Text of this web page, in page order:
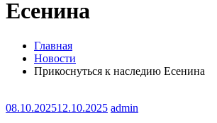
Есенина
Главная
Новости
Прикоснуться к наследию Есенина
08.10.202512.10.2025 admin